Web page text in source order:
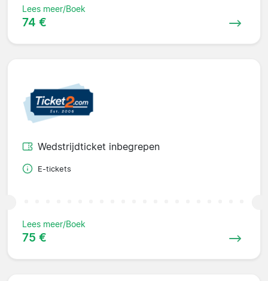
Lees meer/Boek
74 €
Wedstrijdticket inbegrepen
E-tickets
Lees meer/Boek
75 €